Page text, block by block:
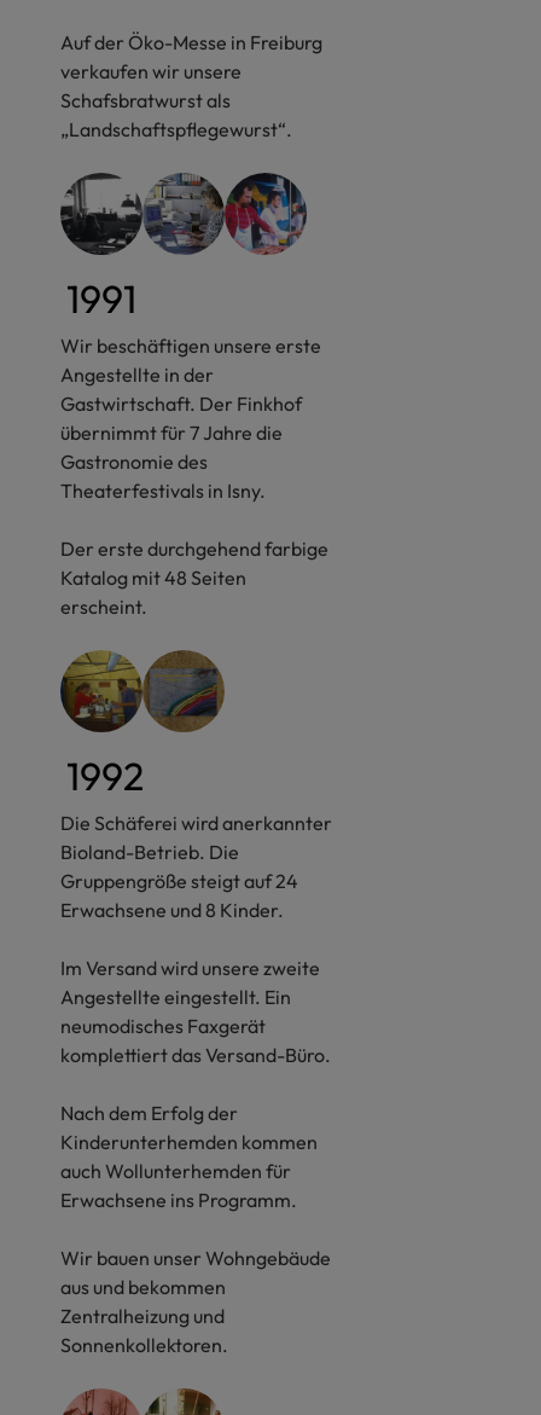
Auf der Öko-Messe in Freiburg
verkaufen wir unsere
Schafsbratwurst als
„Landschaftspflegewurst“.
1991
Wir beschäftigen unsere erste
Angestellte in der
Gastwirtschaft. Der Finkhof
übernimmt für 7 Jahre die
Gastronomie des
Theaterfestivals in Isny.
Der erste durchgehend farbige
Katalog mit 48 Seiten
erscheint.
1992
Die Schäferei wird anerkannter
Bioland-Betrieb. Die
Gruppengröße steigt auf 24
Erwachsene und 8 Kinder.
Im Versand wird unsere zweite
Angestellte eingestellt. Ein
neumodisches Faxgerät
komplettiert das Versand-Büro.
Nach dem Erfolg der
Kinderunterhemden kommen
auch Wollunterhemden für
Erwachsene ins Programm.
Wir bauen unser Wohngebäude
aus und bekommen
Zentralheizung und
Sonnenkollektoren.